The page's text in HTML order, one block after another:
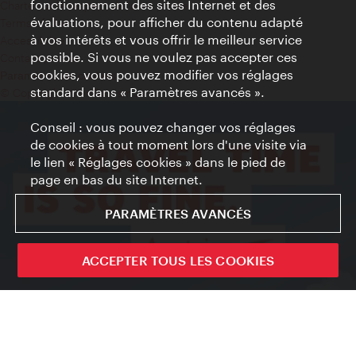
Charte sur le respect de la vie privée
Terms of Use
Accessibilité
Contact presse
Paramètres de cookies
© Copyright WienTourismus
fonctionnement des sites Internet et des
évaluations, pour afficher du contenu adapté
à vos intérêts et vous offrir le meilleur service
possible. Si vous ne voulez pas accepter ces
cookies, vous pouvez modifier vos réglages
standard dans « Paramètres avancés ».
Conseil : vous pouvez changer vos réglages
de cookies à tout moment lors d'une visite via
le lien « Réglages cookies » dans le pied de
page en bas du site Internet.
PARAMÈTRES AVANCÉS
ACCEPTER TOUS LES COOKIES